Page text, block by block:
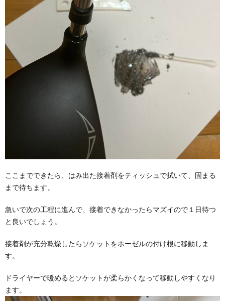
ここまでできたら、はみ出た接着剤をティッシュで拭いて、固まる
まで待ちます。
急いで次の工程に進んで、接着できなかったらマズイので１日待つ
と良いでしょう。
接着剤が充分乾燥したらソケットをホーゼルの付け根に移動しま
す。
ドライヤーで暖めるとソケットが柔らかくなって移動しやすくなり
ます。